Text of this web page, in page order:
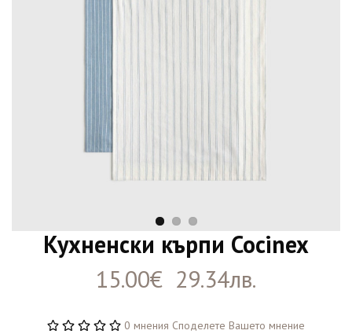
Кухненски кърпи Cocinex
15.00€ 29.34лв.
0 мнения Споделете Вашето мнение